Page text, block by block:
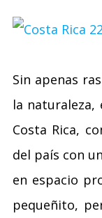
Sin apenas
la
Costa Rica,
del país con
en espacio
pequeñito,